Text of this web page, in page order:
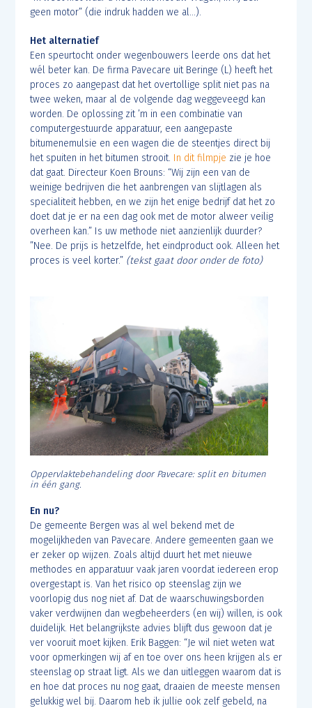
geen motor” (die indruk hadden we al…).
Het alternatief
Een speurtocht onder wegenbouwers leerde ons dat het
wél beter kan. De firma Pavecare uit Beringe (L) heeft het
proces zo aangepast dat het overtollige split niet pas na
twee weken, maar al de volgende dag weggeveegd kan
worden. De oplossing zit ’m in een combinatie van
computergestuurde apparatuur, een aangepaste
bitumenemulsie en een wagen die de steentjes direct bij
het spuiten in het bitumen strooit. In dit filmpje zie je hoe
dat gaat. Directeur Koen Brouns: “Wij zijn een van de
weinige bedrijven die het aanbrengen van slijtlagen als
specialiteit hebben, en we zijn het enige bedrijf dat het zo
doet dat je er na een dag ook met de motor alweer veilig
overheen kan.” Is uw methode niet aanzienlijk duurder?
”Nee. De prijs is hetzelfde, het eindproduct ook. Alleen het
proces is veel korter.” (tekst gaat door onder de foto)
Oppervlaktebehandeling door Pavecare: split en bitumen
in één gang.
En nu?
De gemeente Bergen was al wel bekend met de
mogelijkheden van Pavecare. Andere gemeenten gaan we
er zeker op wijzen. Zoals altijd duurt het met nieuwe
methodes en apparatuur vaak jaren voordat iedereen erop
overgestapt is. Van het risico op steenslag zijn we
voorlopig dus nog niet af. Dat de waarschuwingsborden
vaker verdwijnen dan wegbeheerders (en wij) willen, is ook
duidelijk. Het belangrijkste advies blijft dus gewoon dat je
ver vooruit moet kijken. Erik Baggen: “Je wil niet weten wat
voor opmerkingen wij af en toe over ons heen krijgen als er
steenslag op straat ligt. Als we dan uitleggen waarom dat is
en hoe dat proces nu nog gaat, draaien de meeste mensen
gelukkig wel bij. Daarom heb ik jullie ook zelf gebeld, na